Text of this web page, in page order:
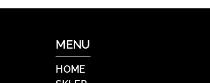
MENU
HOME